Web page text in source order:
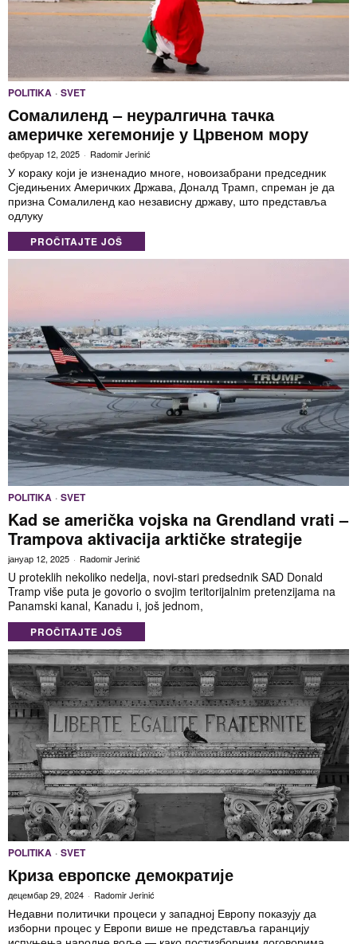
POLITIKA · SVET
Сомалиленд – неуралгична тачка
америчке хегемоније у Црвеном мору
фебруар 12, 2025 Radomir Jerinić
У кораку који је изненадио многе, новоизабрани председник
Сједињених Америчких Држава, Доналд Трамп, спреман је да
призна Сомалиленд као независну државу, што представља
одлуку
PROČITAJTE JOŠ
POLITIKA · SVET
Kad se američka vojska na Grendland vrati –
Trampova aktivacija arktičke strategije
јануар 12, 2025 Radomir Jerinić
U proteklih nekoliko nedelja, novi-stari predsednik SAD Donald
Tramp više puta je govorio o svojim teritorijalnim pretenzijama na
Panamski kanal, Kanadu i, još jednom,
PROČITAJTE JOŠ
POLITIKA · SVET
Криза европске демократије
децембар 29, 2024 Radomir Jerinić
Недавни политички процеси у западној Европу показују да
изборни процес у Европи више не представља гаранцију